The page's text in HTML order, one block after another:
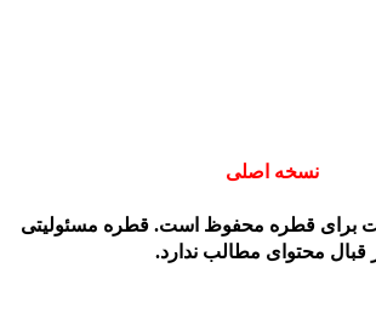
نسخه اصلی
قطره محفوظ است. قطره مسئولیتی
محتوای مطالب ندارد.